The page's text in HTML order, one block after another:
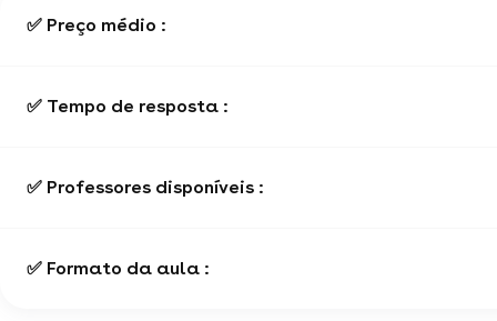
✅ Preço médio :
✅ Tempo de resposta :
✅ Professores disponíveis :
✅ Formato da aula :